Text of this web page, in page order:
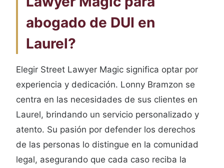
abogado de DUI en
Laurel?
Elegir Street Lawyer Magic significa optar por
experiencia y dedicación. Lonny Bramzon se
centra en las necesidades de sus clientes en
Laurel, brindando un servicio personalizado y
atento. Su pasión por defender los derechos
de las personas lo distingue en la comunidad
legal, asegurando que cada caso reciba la